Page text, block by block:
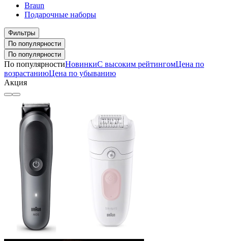
Braun
Подарочные наборы
Фильтры
По популярности
По популярности
По популярностиНовинкиС высоким рейтингомЦена по
возрастаниюЦена по убыванию
Акция